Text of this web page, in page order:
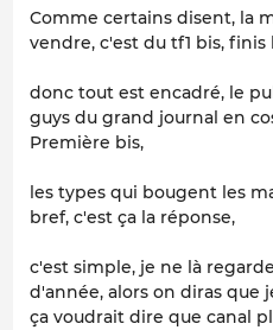
Comme certains disent, la
vendre, c'est du tf1 bis, finis
donc tout est encadré, le
guys du grand journal en
Première bis,
les types qui bougent les
bref, c'est ça la réponse,
c'est simple, je ne là
d'année, alors on diras que
ça voudrait dire que canal